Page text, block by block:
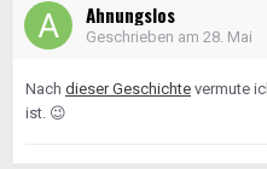
Ahnungslos
Geschrieben am 28. Mai
Nach dieser Geschichte vermute
ist. 😉